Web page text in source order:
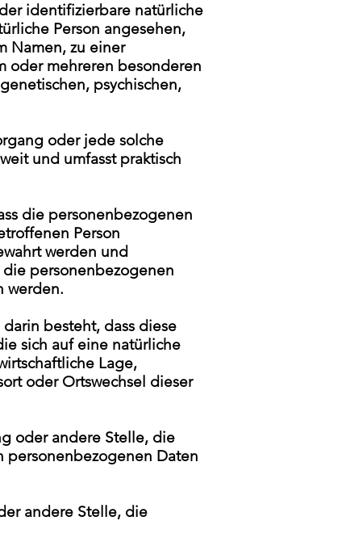
identifizierbare natürliche
Person angesehen,
Namen, zu einer
oder mehreren besonderen
psychischen,
oder jede solche
und umfasst praktisch
die personenbezogenen
Person
werden und
personenbezogenen
werden.
besteht, dass diese
sich auf eine natürliche
Lage,
oder Ortswechsel dieser
oder andere Stelle, die
personenbezogenen Daten
andere Stelle, die